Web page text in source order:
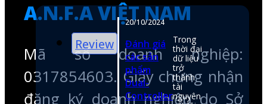
Kế hoạch và Đầu tư TP Hồ Chí
Minh cấp lần đầu ngày
26/05/2023
hotline